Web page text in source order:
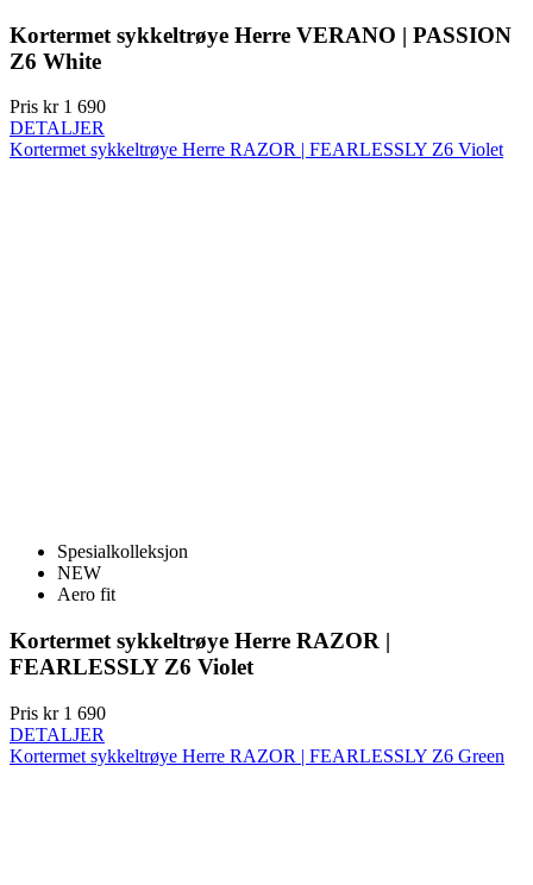
Kortermet sykkeltrøye Herre VERANO | PASSION
Z6 White
Pris kr 1 690
DETALJER
Kortermet sykkeltrøye Herre RAZOR | FEARLESSLY Z6 Violet
Spesialkolleksjon
NEW
Aero fit
Kortermet sykkeltrøye Herre RAZOR |
FEARLESSLY Z6 Violet
Pris kr 1 690
DETALJER
Kortermet sykkeltrøye Herre RAZOR | FEARLESSLY Z6 Green